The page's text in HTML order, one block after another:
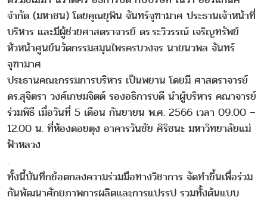
จำกัด (มหาชน) โดยคุณยุพิน จันทร์จุฑามาศ ประธานเจ้าหน้าที่
บริหาร และมีผู้ช่วยศาสตราจารย์ ดร.ระวิวรรณ์ เจริญทรัพย์
หัวหน้าศูนย์นวัตกรรมสมุนไพรครบวงจร นายนวพล จันทร์
จุฑามาศ
ประธานคณะกรรมการบริหาร เป็นพยาน โดยมี ศาสตราจารย์
ดร.สุจิตรา วงศ์เกษมจิตต์ รองอธิการบดี นำผู้บริหาร คณาจารย์
ร่วมพิธี เมื่อวันที่ 5 เดือน กันยายน พ.ศ. 2566 เวลา 09.00 –
12.00 น. ที่ห้องดอยตุง อาคารวันชัย ศิริชนะ มหาวิทยาลัยแม่
ฟ้าหลวง
.
ทั้งนี้บันทึกข้อตกลงความร่วมมือทางวิชาการ จัดทำขึ้นเพื่อร่วม
กันพัฒนาศักยภาพการผลิตและการแปรรูป รวมทั้งต้นแบบ